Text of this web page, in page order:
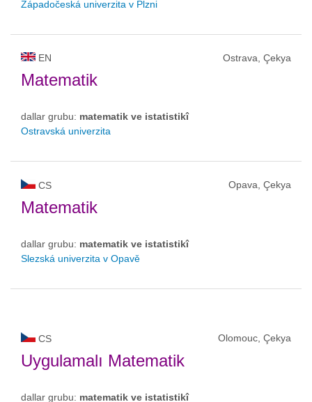
Západočeská univerzita v Plzni
EN Ostrava, Çekya
Matematik
dallar grubu: matematik ve istatistikî
Ostravská univerzita
CS Opava, Çekya
Matematik
dallar grubu: matematik ve istatistikî
Slezská univerzita v Opavě
CS Olomouc, Çekya
Uygulamalı Matematik
dallar grubu: matematik ve istatistikî